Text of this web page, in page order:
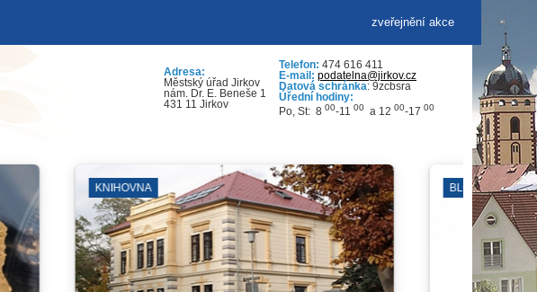
zveřejnění akce
Adresa:
Městský úřad Jirkov
nám. Dr. E. Beneše 1
431 11 Jirkov
Telefon: 474 616 411
E-mail: podatelna@jirkov.cz
Datová schránka: 9zcbsra
Úřední hodiny:
Po, St: 8 00-11 00 a 12 00-17 00
ZÁKLADNÍ ŠKOLY VENKOVNÍ